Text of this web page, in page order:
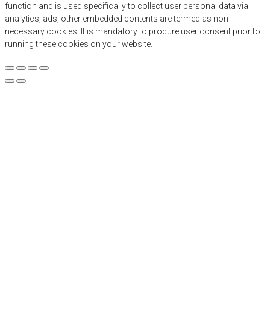
function and is used specifically to collect user personal data via
analytics, ads, other embedded contents are termed as non-
necessary cookies. It is mandatory to procure user consent prior to
running these cookies on your website.